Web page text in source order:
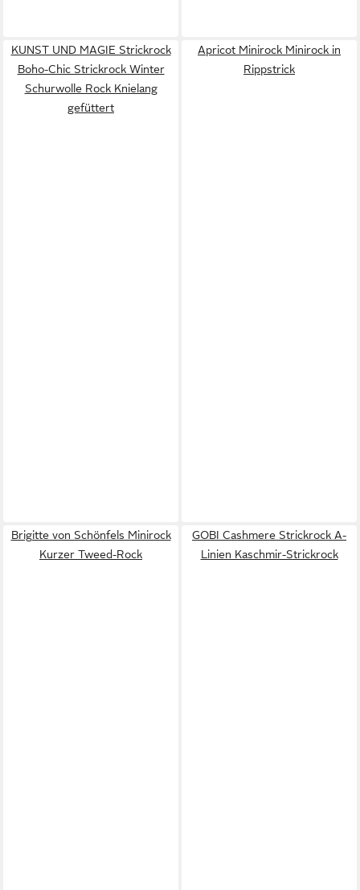
KUNST UND MAGIE Strickrock
Boho-Chic Strickrock Winter
Schurwolle Rock Knielang
gefüttert
Apricot Minirock Minirock in
Rippstrick
Brigitte von Schönfels Minirock
Kurzer Tweed-Rock
GOBI Cashmere Strickrock A-
Linien Kaschmir-Strickrock